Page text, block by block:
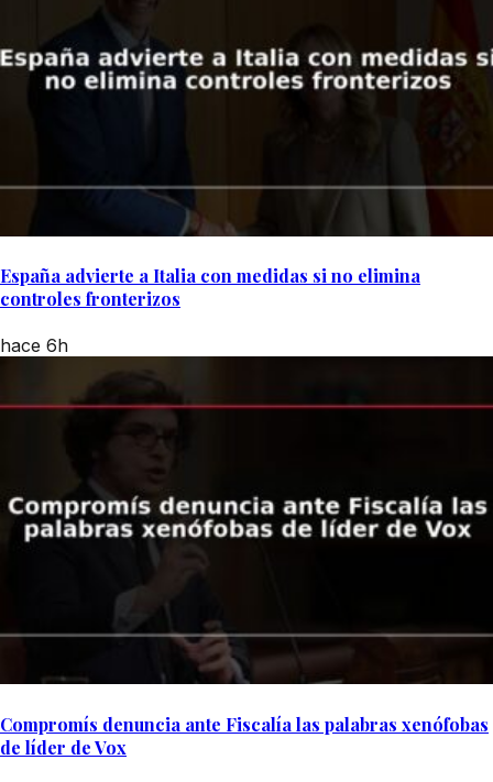
España advierte a Italia con medidas si no elimina
controles fronterizos
hace 6h
Compromís denuncia ante Fiscalía las palabras xenófobas
de líder de Vox